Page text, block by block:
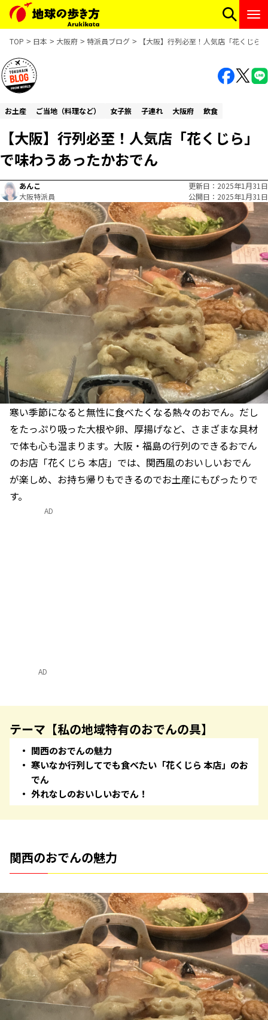
TOP 日本 大阪府 特派員ブログ 【大阪】行列必至！人気店「花くじら
お土産 ご当地（料理など） 女子旅 子連れ 大阪府 飲食
【大阪】行列必至！人気店「花くじら」
で味わうあったかおでん
あんこ
大阪特派員
更新日
2025年1月31日
公開日
2025年1月31日
寒い季節になると無性に食べたくなる熱々のおでん。だし
をたっぷり吸った大根や卵、厚揚げなど、さまざまな具材
で体も心も温まります。大阪・福島の行列のできるおでん
のお店「花くじら 本店」では、関西風のおいしいおでん
が楽しめ、お持ち帰りもできるのでお土産にもぴったりで
す。
AD
テーマ【私の地域特有のおでんの具】
関西のおでんの魅力
寒いなか行列してでも食べたい「花くじら 本店」のお
でん
外れなしのおいしいおでん！
関西のおでんの魅力
AD